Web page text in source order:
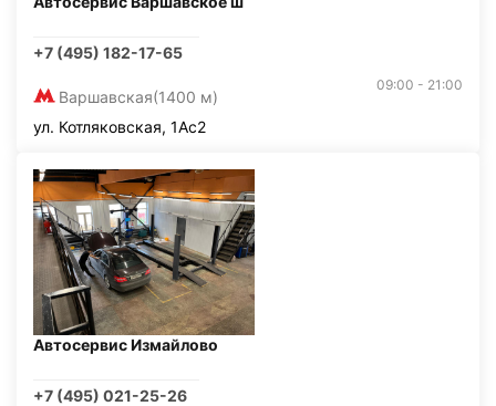
+7 (495) 182-17-65
Варшавская(1400 м)
09:00 - 21:00
ул. Котляковская, 1Ас2
Автосервис Измайлово
+7 (495) 021-25-26